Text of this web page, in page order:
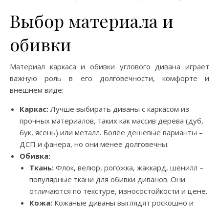
Выбор материала и
обивки
Материал каркаса и обивки углового дивана играет
важную роль в его долговечности, комфорте и
внешнем виде:
Каркас: Лучше выбирать диваны с каркасом из
прочных материалов, таких как массив дерева (дуб,
бук, ясень) или металл. Более дешевые варианты –
ДСП и фанера, но они менее долговечны.
Обивка:
Ткань: Флок, велюр, рогожка, жаккард, шенилл –
популярные ткани для обивки диванов. Они
отличаются по текстуре, износостойкости и цене.
Кожа: Кожаные диваны выглядят роскошно и